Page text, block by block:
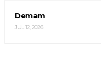
Demam
JUL 12, 2026